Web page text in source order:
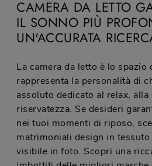
CAMERA DA LETTO
IL SONNO PIÙ
UN'ACCURATA
La camera da letto è lo spazio
rappresenta la personalità di
assoluto dedicato al relax,
riservatezza. Se desideri
nei tuoi momenti di riposo,
matrimoniali design in
visibile in foto. Scopri una